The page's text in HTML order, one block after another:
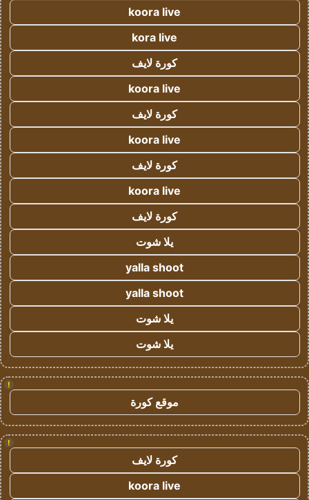
koora live
kora live
كورة لايف
koora live
كورة لايف
koora live
كورة لايف
koora live
كورة لايف
يلا شوت
yalla shoot
yalla shoot
يلا شوت
يلا شوت
!
موقع كورة
!
كورة لايف
koora live